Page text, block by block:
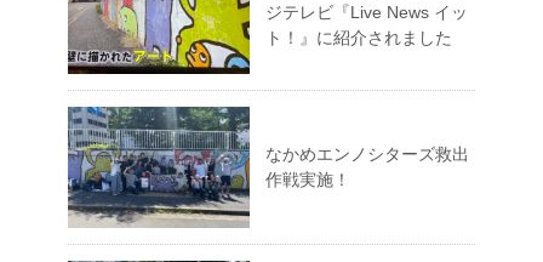
ジテレビ『Live News イッ
ト！』に紹介されました
なかめエンノシターズ救出
作戦実施！